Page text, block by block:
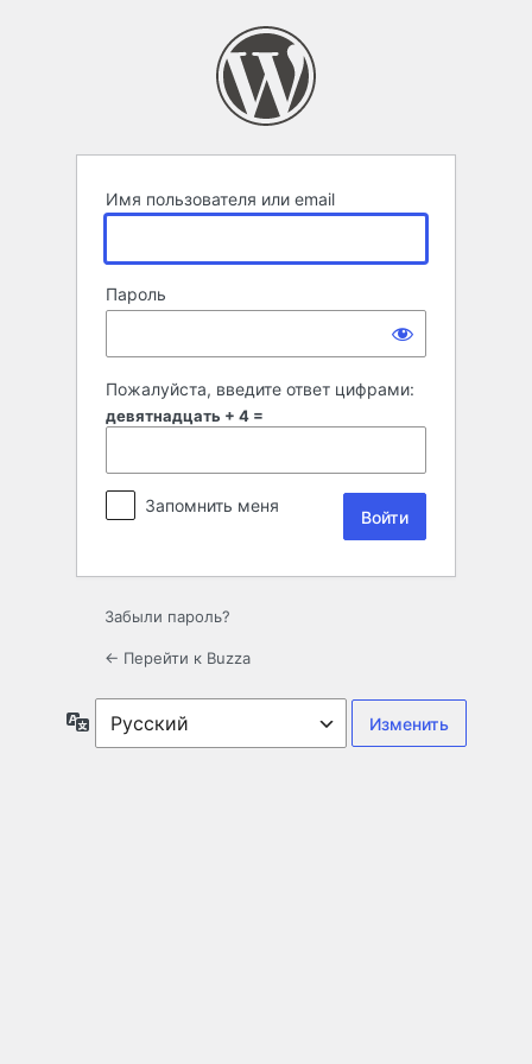
Имя пользователя или email
Пароль
Пожалуйста, введите ответ цифрами:
девятнадцать + 4 =
Запомнить меня
Забыли пароль?
← Перейти к Buzza
Язык